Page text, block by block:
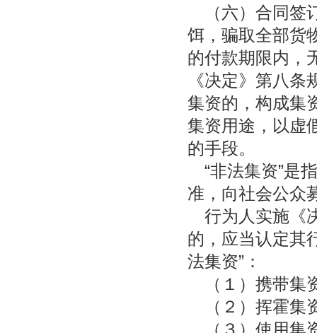
（六）合同签
饵，骗取全部货
的付款期限内，
《决定》第八
集资的，构成集
集资用途，以虚
的手段。
“非法集资”是
准，向社会公众
行为人实施《
的，应当认定其
法集资”：
（１）携带集
（２）挥霍集
（３）使用集